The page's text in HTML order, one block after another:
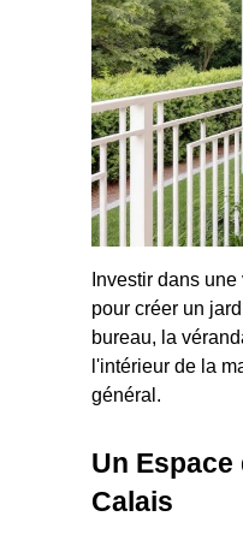
Investir dans
pour créer un
bureau, la
l'intérieur de la
général.
Un
Calais